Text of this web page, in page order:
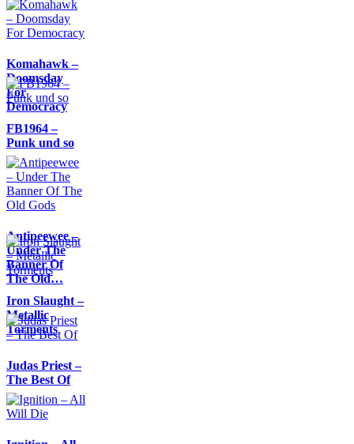
Komahawk –
Doomsday
For
Democracy
FB1964 –
Punk und so
Antipeewee –
Under The
Banner Of
The Old…
Iron Slaught –
Metallic
Torments
Judas Priest –
The Best Of